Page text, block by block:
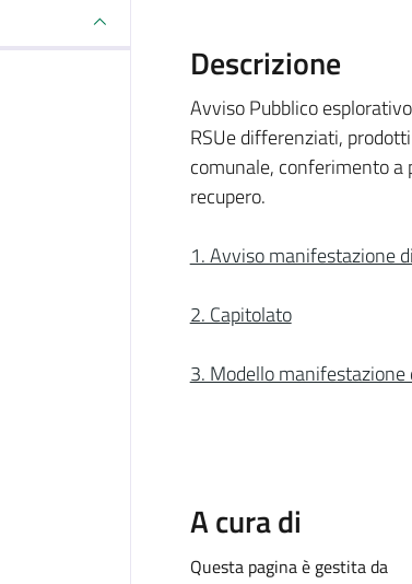
Descrizione
Avviso Pubblico
RSUe differenziati,
comunale, conferimento a
recupero.
1. Avviso manifestazione
2. Capitolato
3. Modello manifestazione
A cura di
Questa pagina è gestita da